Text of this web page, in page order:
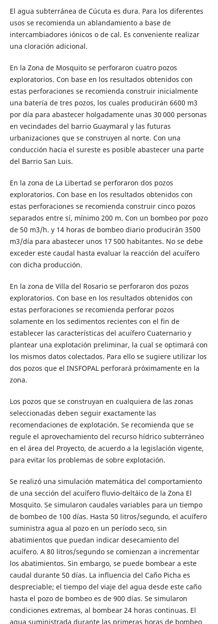
El agua subterránea de Cúcuta es dura. Para los diferentes
usos se recomienda un ablandamiento a base de
intercambiadores iónicos o de cal. Es conveniente realizar
una cloración adicional.
En la Zona de Mosquito se perforaron cuatro pozos
exploratorios. Con base en los resultados obtenidos con
estas perforaciones se recomienda construir inicialmente
una batería de tres pozos, los cuales producirán 6600 m3
por día para abastecer holgadamente unas 30 000 personas
en vecindades del barrio Guaymaral y las futuras
urbanizaciones que se construyen al norte. Con una
conducción hacia el sureste es posible abastecer una parte
del Barrio San Luis.
En la zona de La Libertad se perforaron dos pozos
exploratorios. Con base en los resultados obtenidos con
estas perforaciones se recomienda construir cinco pozos
separados entre sí, mínimo 200 m. Con un bombeo por pozo
de 50 m3/h. y 14 horas de bombeo diario producirán 3500
m3/día para abastecer unos 17 500 habitantes. No se debe
exceder este caudal hasta evaluar la reacción del acuífero
con dicha producción.
En la zona de Villa del Rosario se perforaron dos pozos
exploratorios. Con base en los resultados obtenidos con
estas perforaciones se recomienda perforar pozos
solamente en los sedimentos recientes con el fin de
establecer las características del acuífero Cuaternario y
plantear una explotación preliminar, la cual se optimará con
los mismos datos colectados. Para ello se sugiere utilizar los
dos pozos que el INSFOPAL perforará próximamente en la
zona.
Los pozos que se construyan en cualquiera de las zonas
seleccionadas deben seguir exactamente las
recomendaciones de explotación. Se recomienda que se
regule el aprovechamiento del recurso hídrico subterráneo
en el área del Proyecto, de acuerdo a la legislación vigente,
para evitar los problemas de sobre explotación.
Se realizó una simulación matemática del comportamiento
de una sección del acuífero fluvio-deltáico de la Zona El
Mosquito. Se simularon caudales variables para un tiempo
de bombeo de 100 días. Hasta 50 litros/segundo, el acuífero
suministra agua al pozo en un período seco, sin
abatimientos que puedan indicar desecamiento del
acuífero. A 80 litros/segundo se comienzan a incrementar
los abatimientos. Sin embargo, se puede bombear a este
caudal durante 50 días. La influencia del Caño Picha es
despreciable; el tiempo del viaje del agua desde este caño
hasta el pozo de bombeo es de 900 días. Se simularon
condiciones extremas, al bombear 24 horas continuas. El
agua suministrada durante las primeras horas de bombeo